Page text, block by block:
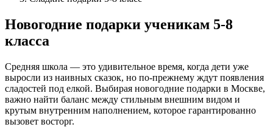
Новогодние подарки ученикам 5-8
класса
Средняя школа — это удивительное время, когда дети уже
выросли из наивных сказок, но по-прежнему ждут появления
сладостей под елкой. Выбирая новогодние подарки в Москве,
важно найти баланс между стильным внешним видом и
крутым внутренним наполнением, которое гарантированно
вызовет восторг.